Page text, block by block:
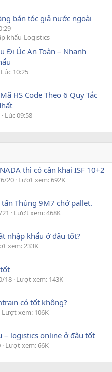
bán tóc giả nước ngoài
khẩu-Logistics
Đi Úc An Toàn – Nhanh
Lúc 10:25
HS Code Theo 6 Quy Tắc
Lúc 09:58
thì có cần khai ISF 10+2
20 Lượt xem: 692K
tấn Thùng 9M7 chở pallet.
Lượt xem: 468K
nhập khẩu ở đâu tốt?
xem: 233K
18 Lượt xem: 143K
có tốt không?
Lượt xem: 106K
– logistics online ở đâu tốt
Lượt xem: 66K